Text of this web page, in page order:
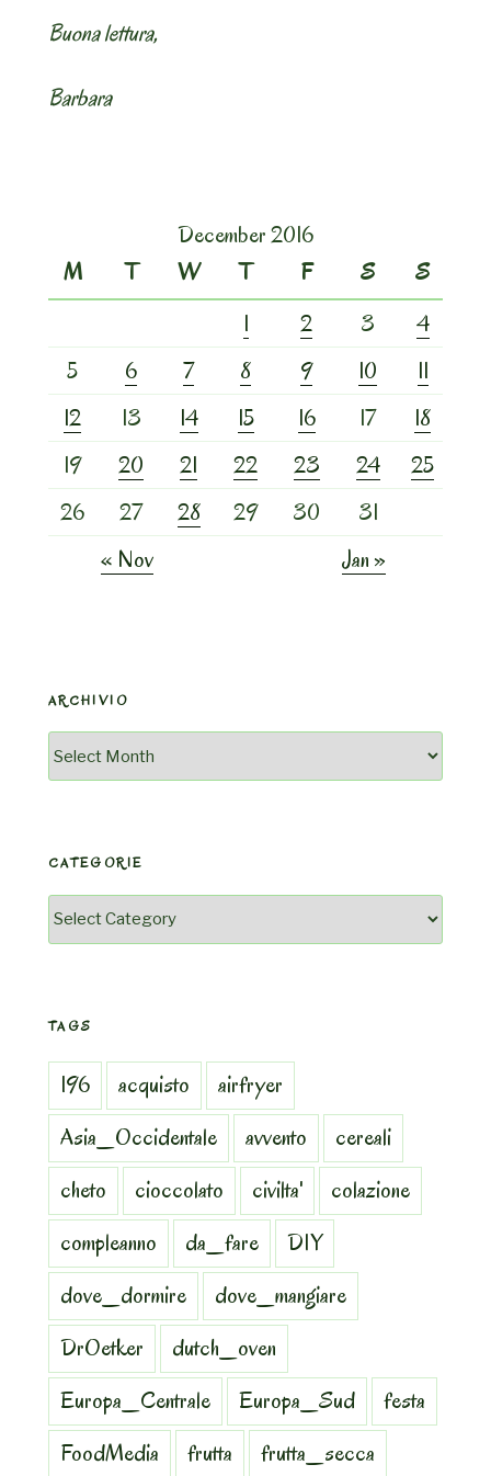
Buona lettura,
Barbara
December 2016
M
T W T F S
S
1
2 3
4
5
6 7 8 9 10
11
12
13 14 15 16 17
18
19
20 21 22 23 24
25
26
27 28 29 30
31
« Nov
Jan »
ARCHIVIO
Archivio
CATEGORIE
Categorie
TAGS
196 acquisto
airfryer
Asia_Occidentale
avvento
cereali
cheto
cioccolato civilta'
colazione
compleanno
da_fare
DIY
dove_dormire
dove_mangiare
DrOetker
dutch_oven
Europa_Centrale
Europa_Sud
festa
FoodMedia
frutta
frutta_secca